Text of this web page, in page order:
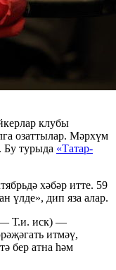
клубы
озаттылар. Мәрхүм
Бу турыда «Татар-
хәбәр итте. 59
үлде», дип яза алар.
— Т.и. иск) —
итмәү,
бер атна һәм